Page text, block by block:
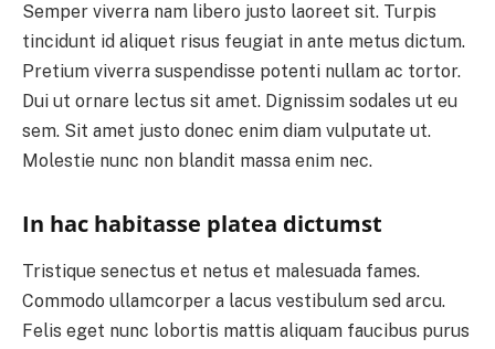
Semper viverra nam libero justo laoreet sit. Turpis
tincidunt id aliquet risus feugiat in ante metus dictum.
Pretium viverra suspendisse potenti nullam ac tortor.
Dui ut ornare lectus sit amet. Dignissim sodales ut eu
sem. Sit amet justo donec enim diam vulputate ut.
Molestie nunc non blandit massa enim nec.
In hac habitasse platea dictumst
Tristique senectus et netus et malesuada fames.
Commodo ullamcorper a lacus vestibulum sed arcu.
Felis eget nunc lobortis mattis aliquam faucibus purus